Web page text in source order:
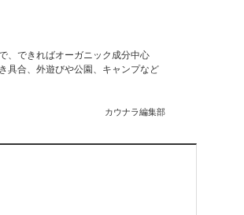
、できればオーガニック成分中心
具合、外遊びや公園、キャンプなど
カウナラ編集部